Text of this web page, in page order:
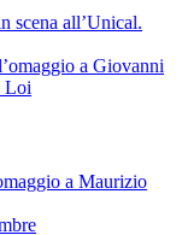
scena all’Unical.
a Giovanni
Loi
a Maurizio